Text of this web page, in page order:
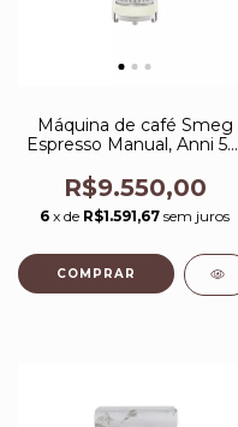
Máquina de café Smeg
Espresso Manual, Anni 50,
R$9.550,00
6 x de R$1.591,67 sem juros